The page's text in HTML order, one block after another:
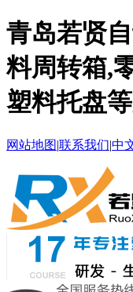
青岛若贤
料周转箱,
塑料托盘
网站地图|联系我们|中